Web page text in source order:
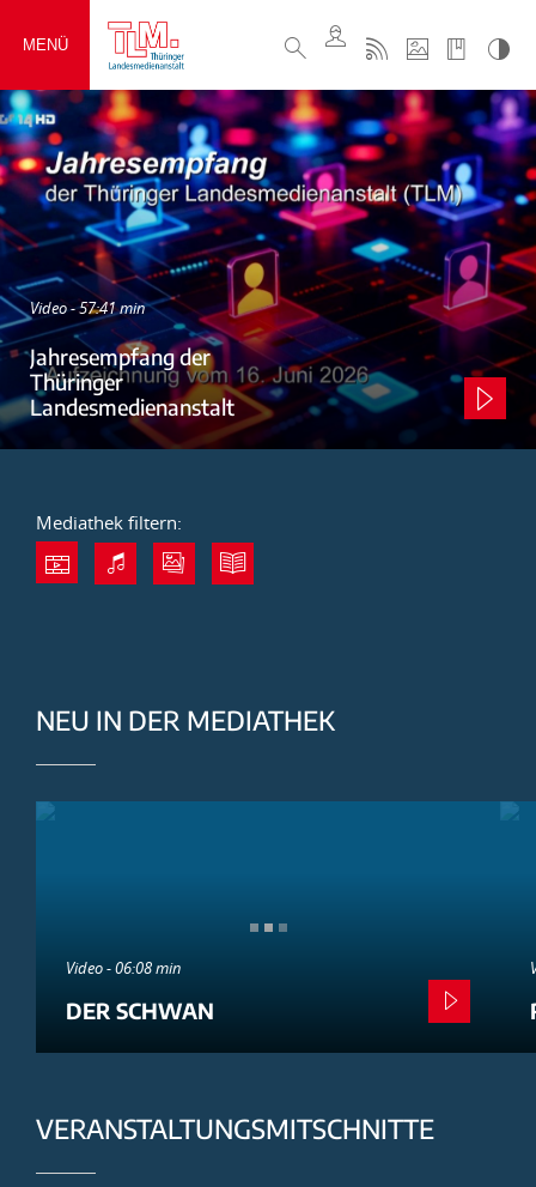
MENÜ
Video - 57:41 min
Jahresempfang der
Thüringer
Landesmedienanstalt
Mediathek filtern:
NEU IN DER MEDIATHEK
Video - 06:08 min
DER SCHWAN
VERANSTALTUNGSMITSCHNITTE